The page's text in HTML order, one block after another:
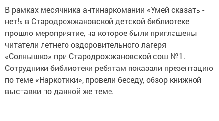
В рамках месячника антинаркомании «Умей сказать -
нет!» в Стародрожжановской детской библиотеке
прошло мероприятие, на которое были приглашены
читатели летнего оздоровительного лагеря
«Солнышко» при Стародрожжановской сош №1.
Сотрудники библиотеки ребятам показали презентацию
по теме «Наркотики», провели беседу, обзор книжной
выставки по данной же теме.